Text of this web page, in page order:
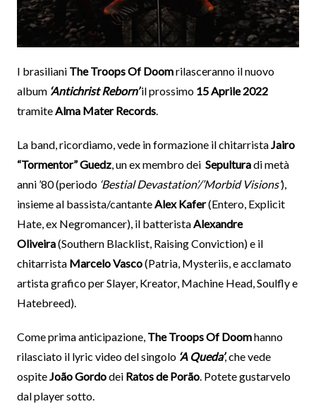
I brasiliani The Troops Of Doomrilasceranno il nuovo
album ‘Antichrist Reborn’il prossimo 15 Aprile 2022
tramiteAlma Mater Records.
La band, ricordiamo, vede in formazione il chitarristaJairo
“Tormentor” Guedz, un ex membro dei Sepulturadi metà
anni ’80 (periodo ‘Bestial Devastation’/’Morbid Visions’),
insieme al bassista/cantanteAlex Kafer(Entero, Explicit
Hate, ex Negromancer), il batteristaAlexandre
Oliveira(Southern Blacklist, Raising Conviction) e il
chitarrista Marcelo Vasco(Patria, Mysteriis, e acclamato
artista grafico per Slayer, Kreator, Machine Head, Soulfly e
Hatebreed).
Come prima anticipazione, The Troops Of Doomhanno
rilasciato il lyric video del singolo‘A Queda’, che vede
ospiteJoão Gordodei Ratos de Porão. Potete gustarvelo
dal player sotto.